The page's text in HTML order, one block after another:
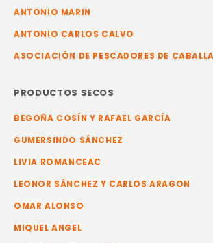
ANTONIO MARIN
ANTONIO CARLOS CALVO
ASOCIACIÓN DE PESCADORES DE
PRODUCTOS SECOS
BEGOÑA COSÍN Y RAFAEL GARCÍA
GUMERSINDO SÁNCHEZ
LIVIA ROMANCEAC
LEONOR SÁNCHEZ Y CARLOS ARAGON
OMAR ALONSO
MIQUEL ANGEL